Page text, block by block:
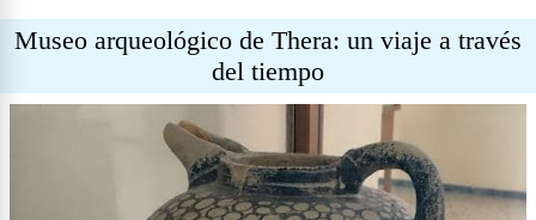
Museo arqueológico de Thera: un viaje a través
del tiempo